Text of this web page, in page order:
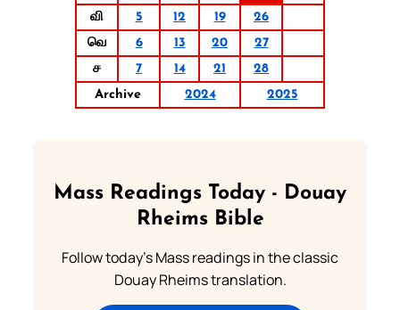
வி
5 12 19
26
வெ
6 13 20
27
ச
7 14 21
28
Archive
2024 2025
Mass Readings Today - Douay
Rheims Bible
Follow today's Mass readings in the classic
Douay Rheims translation.